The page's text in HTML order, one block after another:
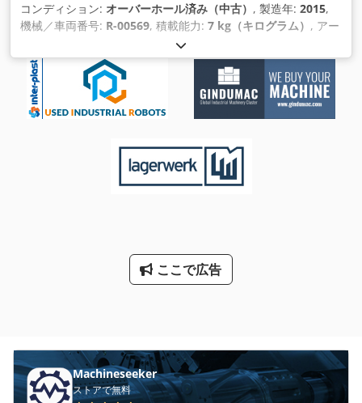
コンディション: オーバーホール済み（中古） , 製造年: 2015,
機械／車両番号: R-00569, 積載能力: 7 kg（キログラム） , アー
, コントローラーメーカー:
ィーチペンダントメーカー:A05B-2255-C101#EGN,
ここで広告
Machineseeker
ストアで無料